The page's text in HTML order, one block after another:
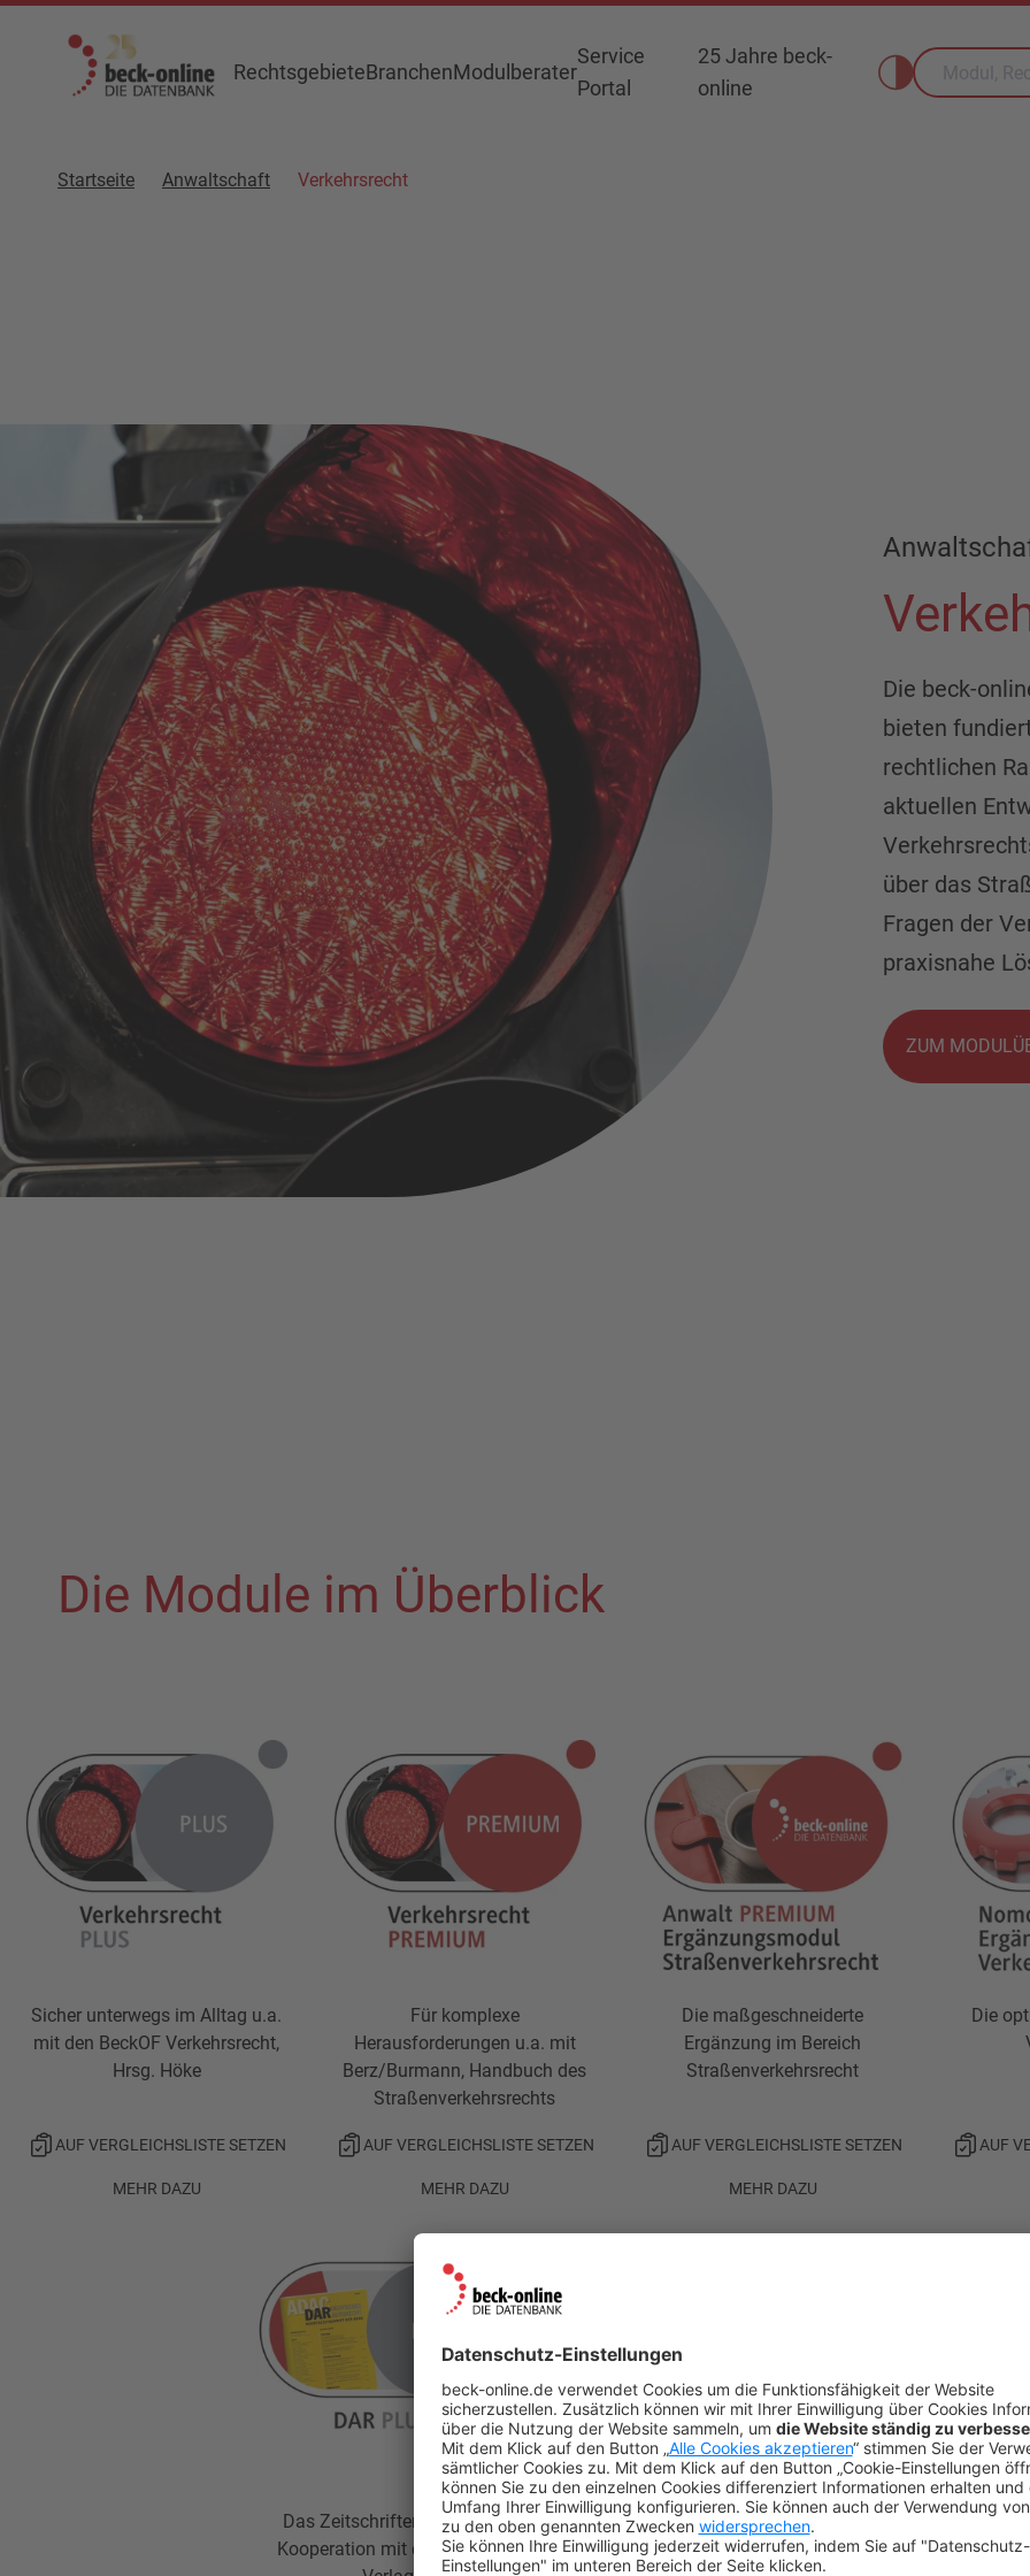
RechtsgebieteBranchenModulberater
Service
Portal
25 Jahre beck-
online
Startseite Anwaltschaft Verkehrsrecht
Die beck-
bieten
rechtlichen
aktuellen
über das
Fragen der
praxisnahe
ZUM
Die Module im Überblick
Sicher unterwegs im Alltag u.a.
mit den BeckOF Verkehrsrecht,
Hrsg. Höke
AUF VERGLEICHSLISTE SETZEN
MEHR DAZU
Für komplexe
Herausforderungen u.a. mit
Berz/Burmann, Handbuch des
Straßenverkehrsrechts
AUF VERGLEICHSLISTE SETZEN
MEHR DAZU
Die maßgeschneiderte
Ergänzung im Bereich
Straßenverkehrsrecht
AUF VERGLEICHSLISTE SETZEN
MEHR DAZU
Die
AUF
Das Zeitschriftenmodul in
Kooperation mit dem ADAC